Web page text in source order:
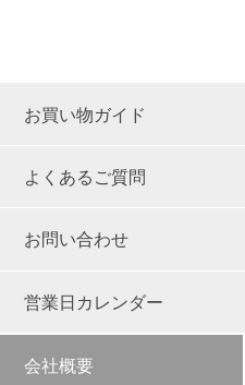
お買い物ガイド
よくあるご質問
お問い合わせ
営業日カレンダー
会社概要